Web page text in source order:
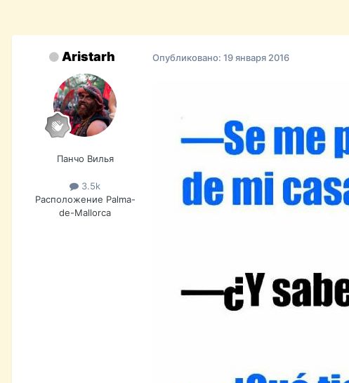
Aristarh
Панчо Вилья
3.5k
Расположение Palma-
de-Mallorca
Опубликовано: 19 января 2016